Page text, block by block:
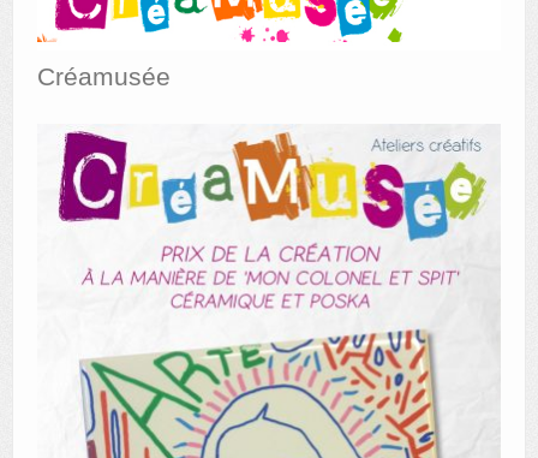
MUSÉE DU LUMINAIRE
FONDS PATRIMONIAUX
ANIMATIONS DES MUSÉES
PUBLICATIONS
LES APPELS À PROJETS
LE PORTAIL DES COLLECTIONS
Créamusée